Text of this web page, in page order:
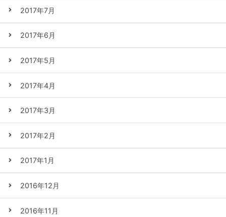
2017年7月
2017年6月
2017年5月
2017年4月
2017年3月
2017年2月
2017年1月
2016年12月
2016年11月